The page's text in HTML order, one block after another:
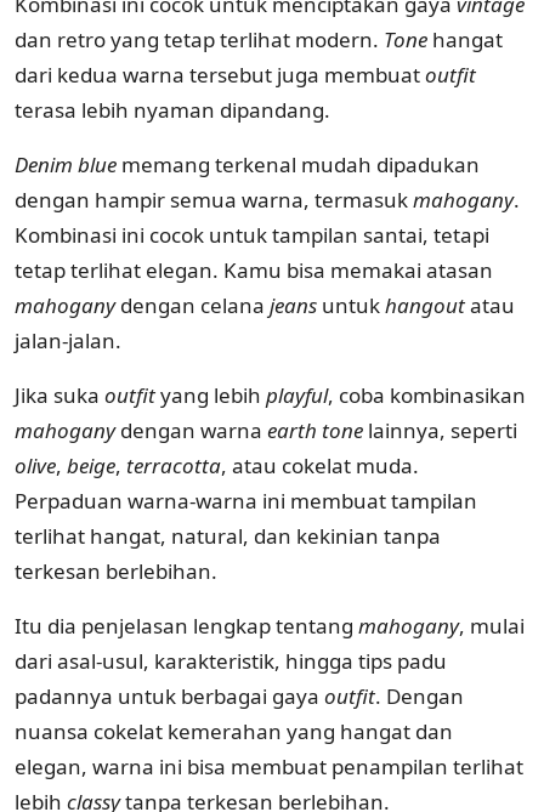
dan retro yang tetap terlihat modern. Tone hangat
dari kedua warna tersebut juga membuatoutfit
terasa lebih nyaman dipandang.
Denim blue memang terkenal mudah dipadukan
dengan hampir semua warna, termasukmahogany.
Kombinasi ini cocok untuk tampilan santai, tetapi
tetap terlihat elegan. Kamu bisa memakai atasan
mahoganydengan celana jeans untukhangoutatau
jalan-jalan.
Jika suka outfityang lebih playful, coba kombinasikan
mahoganydengan warna earth tone lainnya, seperti
olive, beige, terracotta, atau cokelat muda.
Perpaduan warna-warna ini membuat tampilan
terlihat hangat, natural, dan kekinian tanpa
terkesan berlebihan.
Itu dia penjelasan lengkap tentang mahogany, mulai
dari asal-usul, karakteristik, hingga tips padu
padannya untuk berbagai gaya outfit. Dengan
nuansa cokelat kemerahan yang hangat dan
elegan, warna ini bisa membuat penampilan terlihat
lebih classytanpa terkesan berlebihan.